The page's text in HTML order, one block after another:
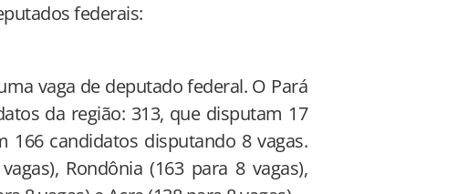
federais:
vaga de deputado federal. O Pará
da região: 313, que disputam 17
166 candidatos disputando 8 vagas.
Rondônia (163 para 8 vagas),